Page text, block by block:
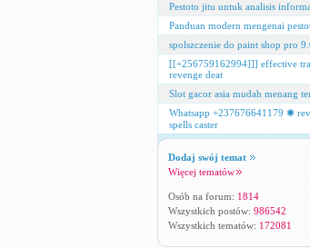
Pestoto jitu untuk analisis
Panduan modern mengenai
spolszczenie do paint shop pro
[[+256759162994]]] effective
revenge deat
Slot gacor asia mudah menang
Whatsapp +237676641179 ✺
spells caster
Dodaj swój temat
Więcej tematów
Osób na forum: 1814
Wszystkich postów: 986542
Wszystkich tematów: 172081